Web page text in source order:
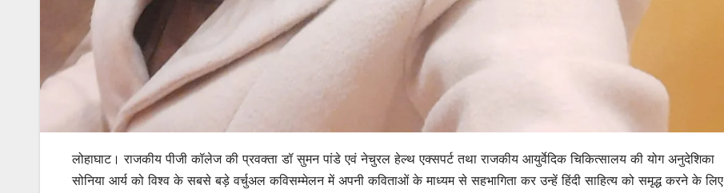
लोहाघाट। राजकीय पीजी कॉलेज की प्रवक्ता डॉ सुमन पांडे एवं नेचुरल हेल्थ एक्सपर्ट तथा राजकीय आयुर्वेदिक चिकित्सालय की योग अनुदेशिका
सोनिया आर्य को विश्व के सबसे बड़े वर्चुअल कविसम्मेलन में अपनी कविताओं के माध्यम से सहभागिता कर उन्हें हिंदी साहित्य को समृद्ध करने के लिए